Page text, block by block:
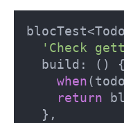
'Check
  build: () {
when
return
  },